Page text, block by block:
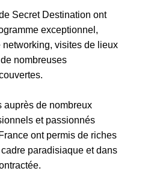
Secret Destination ont
exceptionnel,
networking, visites de lieux
nombreuses
auprès de nombreux
et passionnés
ont permis de riches
paradisiaque et dans